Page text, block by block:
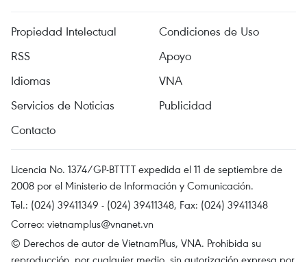
Propiedad Intelectual
Condiciones de Uso
RSS
Apoyo
Idiomas
VNA
Servicios de Noticias
Publicidad
Contacto
Licencia No. 1374/GP-BTTTT expedida el 11 de septiembre de
2008 por el Ministerio de Información y Comunicación.
Tel.: (024) 39411349 - (024) 39411348, Fax: (024) 39411348
Correo: vietnamplus@vnanet.vn
© Derechos de autor de VietnamPlus, VNA. Prohibida su
reproducción, por cualquier medio, sin autorización expresa por